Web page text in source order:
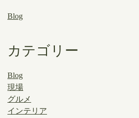
Blog
カテゴリー
Blog
現場
グルメ
インテリア